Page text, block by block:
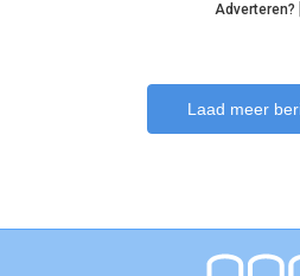
Adverteren?
Laad meer